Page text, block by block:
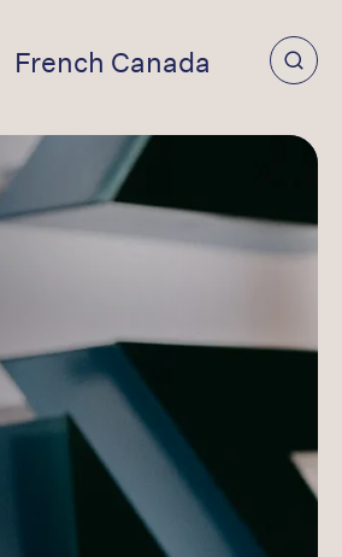
French Canada
Australia
Denmark
Finland
France